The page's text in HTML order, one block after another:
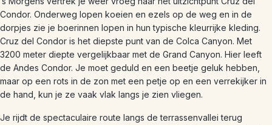
Condor. Onderweg lopen koeien en ezels op de weg en in de
dorpjes zie je boerinnen lopen in hun typische kleurrijke kleding.
Cruz del Condor is het diepste punt van de Colca Canyon. Met
3200 meter diepte vergelijkbaar met de Grand Canyon. Hier leeft
de Andes Condor. Je moet geduld en een beetje geluk hebben,
maar op een rots in de zon met een petje op en een verrekijker in
de hand, kun je ze vaak vlak langs je zien vliegen.
Je rijdt de spectaculaire route langs de terrassenvallei terug